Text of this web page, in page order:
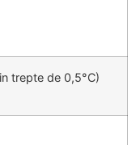
trepte de 0,5°C)